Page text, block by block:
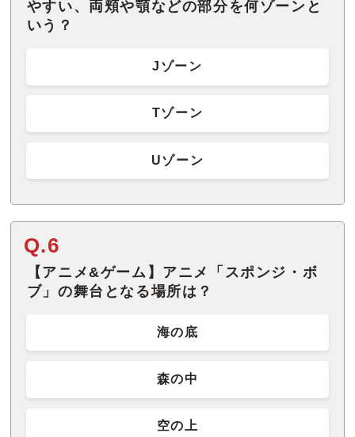
やすい、両頬や顎などの部分を何ゾーンと
いう？
Jゾーン
Tゾーン
Uゾーン
Q.6
【アニメ&ゲーム】アニメ「スポンジ・ボ
ブ」の舞台となる場所は？
海の底
森の中
空の上